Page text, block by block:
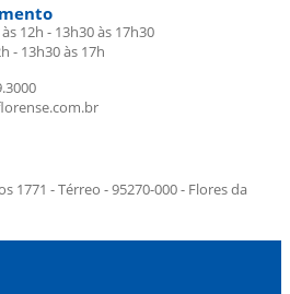
12h - 13h30 às 17h30
- 13h30 às 17h
1771 - Térreo - 95270-000 - Flores da